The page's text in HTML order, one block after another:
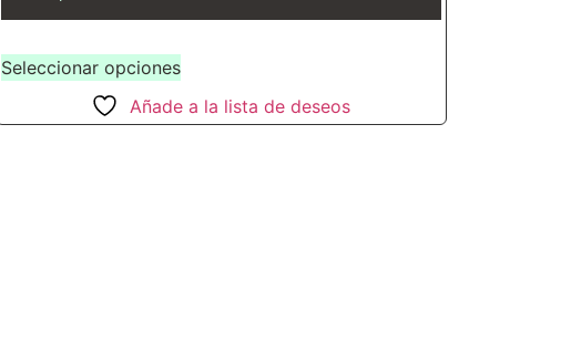
Seleccionar opciones
Añade a la lista de deseos